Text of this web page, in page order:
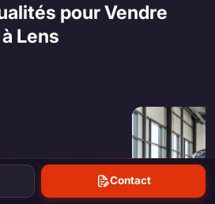
pour Vendre
Lens
sans passer
et
Contact